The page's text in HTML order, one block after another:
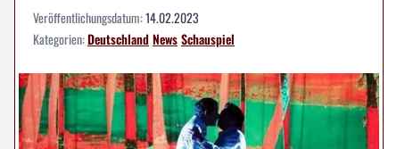
Veröffentlichungsdatum:14.02.2023
Kategorien:DeutschlandNewsSchauspiel